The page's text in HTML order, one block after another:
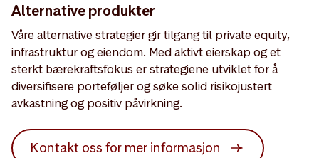
Alternative produkter
Våre alternative strategier gir tilgang til private equity,
infrastruktur og eiendom. Med aktivt eierskap og et
sterkt bærekraftsfokus er strategiene utviklet for å
diversifisere porteføljer og søke solid risikojustert
avkastning og positiv påvirkning.
Kontakt oss for mer informasjon